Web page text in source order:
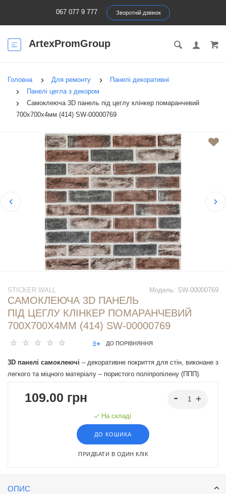
067 077 9 777 Зворотній дзвінок
ArtexPromGroup
Головна Для ремонту
Панелі декоративні
Панелі цегла з декором
Самоклеюча 3D панель під цеглу клінкер помаранчевий
700x700x4мм (414) SW-00000769
Модель: SW-00000769
STICKER WALL
САМОКЛЕЮЧА 3D ПАНЕЛЬ
ПІД ЦЕГЛУ КЛІНКЕР ПОМАРАНЧЕВИЙ
700X700X4ММ (414) SW-00000769
ДО ПОРІВНЯННЯ
3D панелі самоклеючі – декоративне покриття для стін, виконане з
легкого та міцного матеріалу – пористого поліпропілену (ППП).
широкому різноманітті кольорів та наявність клейового шару, що
109.00 грн
На складі
ДО КОШИКА
ПРИДБАТИ В ОДИН КЛІК
ОПИС